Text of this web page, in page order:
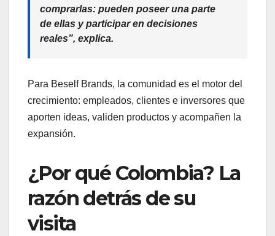
comprarlas: pueden poseeruna parte
de ellas y participar en decisiones
reales”, explica.
Para Beself Brands, la comunidad es el motor del
crecimiento: empleados, clientes e inversores que
aporten ideas, validen productos y acompañen la
expansión.
¿Por qué Colombia? La
razón detrás de su
visita